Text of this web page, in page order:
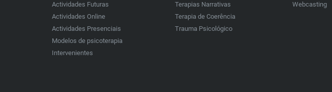
Actividades Futuras
Actividades Online
Actividades Presenciais
Modelos de psicoterapia
Intervenientes
Terapias Narrativas
Terapia de Coerência
Trauma Psicológico
Webcasting